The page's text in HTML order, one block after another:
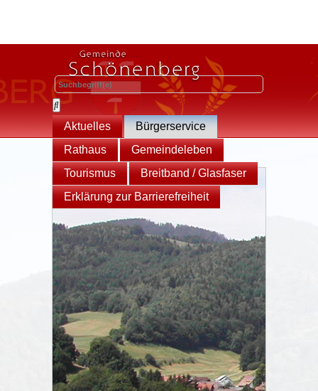
Aktuelles
Bürgerservice
Rathaus
Gemeindeleben
Tourismus
Breitband / Glasfaser
Erklärung zur Barrierefreiheit